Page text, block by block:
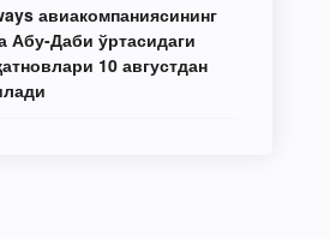
авиакомпаниясининг
Абу-Даби ўртасидаги
10 августдан